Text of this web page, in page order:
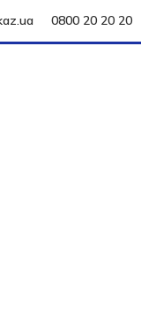
0800 20 20 20